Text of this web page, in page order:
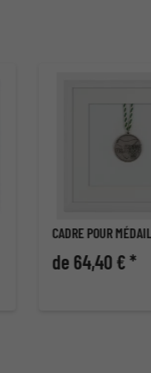
de 64,40 € *